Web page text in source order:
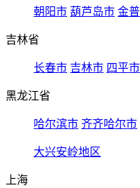
朝阳市 葫芦岛市 金
吉林省
长春市 吉林市 四平市
黑龙江省
哈尔滨市 齐齐哈尔市
大兴安岭地区
上海